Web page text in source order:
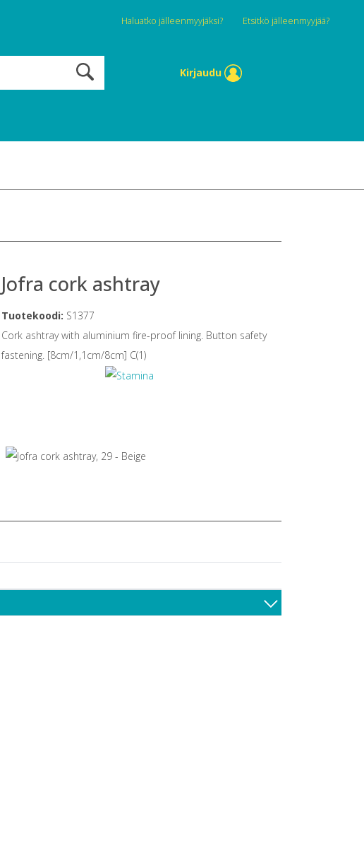
Haluatko jälleenmyyjäksi? Etsitkö jälleenmyyjää?
Kirjaudu
Jofra cork ashtray
Tuotekoodi: S1377
Cork ashtray with aluminium fire-proof lining. Button safety
fastening. [8cm/1,1cm/8cm] C(1)